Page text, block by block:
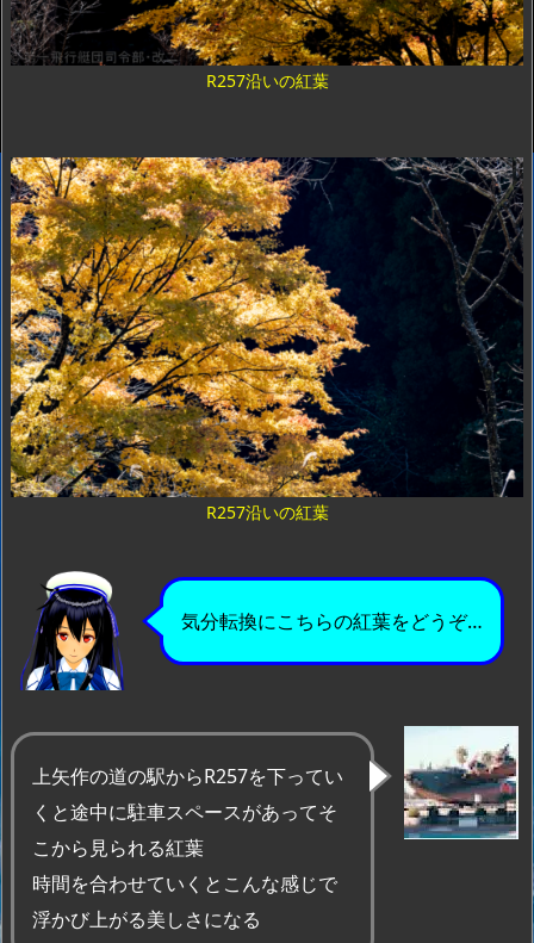
R257沿いの紅葉
R257沿いの紅葉
気分転換にこちらの紅葉をどうぞ…
上矢作の道の駅からR257を下ってい
くと途中に駐車スペースがあってそ
こから見られる紅葉
時間を合わせていくとこんな感じで
浮かび上がる美しさになる